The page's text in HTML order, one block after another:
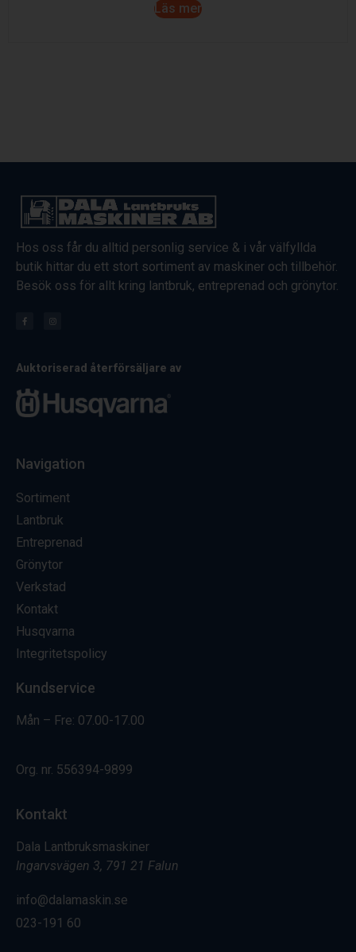
Läs mer
Hos oss får du alltid personlig service & i vår välfyllda
butik hittar du ett stort sortiment av maskiner och tillbehör.
Besök oss för allt kring lantbruk, entreprenad och grönytor.
Auktoriserad återförsäljare av
Navigation
Sortiment
Lantbruk
Entreprenad
Grönytor
Verkstad
Kontakt
Husqvarna
Integritetspolicy
Kundservice
Mån – Fre: 07.00-17.00
Org. nr. 556394-9899
Kontakt
Dala Lantbruksmaskiner
Ingarvsvägen 3, 791 21 Falun
info@dalamaskin.se
023-191 60